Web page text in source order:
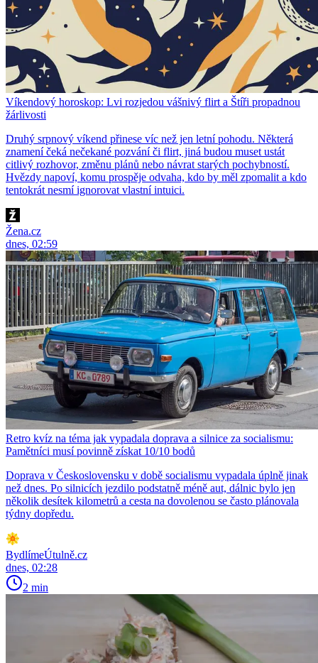
Víkendový horoskop: Lvi rozjedou vášnivý flirt a Štíři propadnou
žárlivosti
Druhý srpnový víkend přinese víc než jen letní pohodu. Některá
znamení čeká nečekané pozvání či flirt, jiná budou muset ustát
citlivý rozhovor, změnu plánů nebo návrat starých pochybností.
Hvězdy napoví, komu prospěje odvaha, kdo by měl zpomalit a kdo
tentokrát nesmí ignorovat vlastní intuici.
Žena.cz
dnes, 02:59
Retro kvíz na téma jak vypadala doprava a silnice za socialismu:
Pamětníci musí povinně získat 10/10 bodů
Doprava v Československu v době socialismu vypadala úplně jinak
než dnes. Po silnicích jezdilo podstatně méně aut, dálnic bylo jen
několik desítek kilometrů a cesta na dovolenou se často plánovala
týdny dopředu.
BydlímeÚtulně.cz
dnes, 02:28
2 min